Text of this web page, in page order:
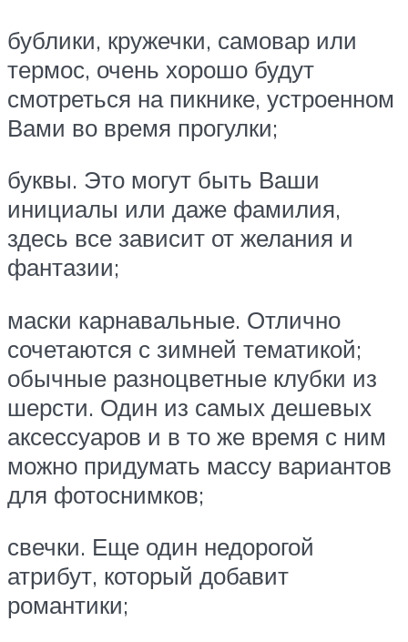
бублики, кружечки, самовар или
термос, очень хорошо будут
смотреться на пикнике, устроенном
Вами во время прогулки;
буквы. Это могут быть Ваши
инициалы или даже фамилия,
здесь все зависит от желания и
фантазии;
маски карнавальные. Отлично
сочетаются с зимней тематикой;
обычные разноцветные клубки из
шерсти. Один из самых дешевых
аксессуаров и в то же время с ним
можно придумать массу вариантов
для фотоснимков;
свечки. Еще один недорогой
атрибут, который добавит
романтики;